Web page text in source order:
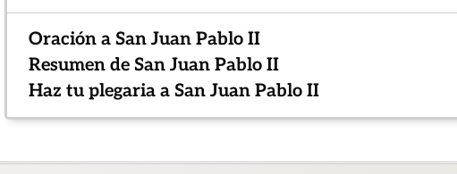
Oración a San Juan Pablo II
Resumen de San Juan Pablo II
Haz tu plegaria a San Juan Pablo II